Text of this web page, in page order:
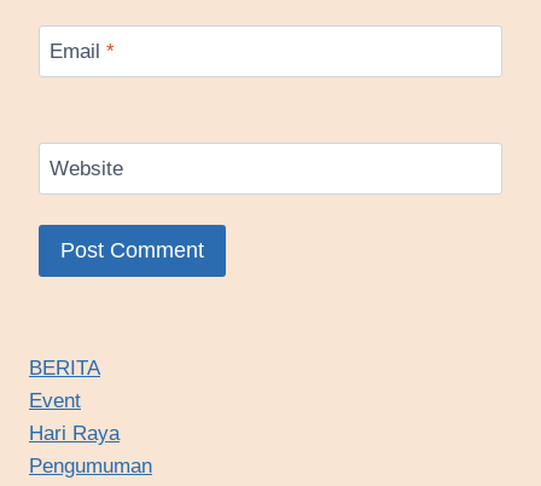
Email *
Website
BERITA
Event
Hari Raya
Pengumuman